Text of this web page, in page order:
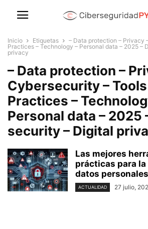
Inicio Etiquetas
– Data protection – Privacy
Practices – Technology – Personal data – 2025 –
privacy
– Data protection –
Cybersecurity – Tools
Practices –
Personal data – 2025
security – Digital
Las mejores
prácticas para
datos
ACTUALIDAD 27 julio,